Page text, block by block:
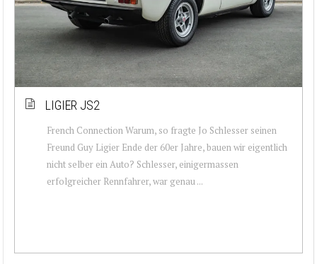
LIGIER JS2
French Connection Warum, so fragte Jo Schlesser seinen
Freund Guy Ligier Ende der 60er Jahre, bauen wir eigentlich
nicht selber ein Auto? Schlesser, einigermassen
erfolgreicher Rennfahrer, war genau ...